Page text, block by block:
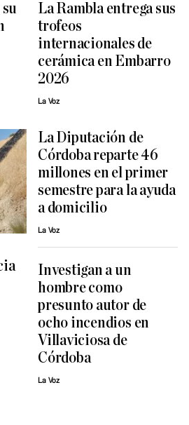
La Rambla entrega sus
trofeos
internacionales de
cerámica en Embarro
2026
La Voz
La Diputación de
Córdoba reparte 46
millones en el primer
semestre para la ayuda
a domicilio
La Voz
Investigan a un
hombre como
presunto autor de
ocho incendios en
Villaviciosa de
Córdoba
La Voz